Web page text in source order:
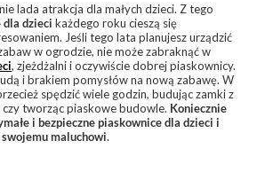
lada atrakcja dla małych dzieci. Z tego
dla dzieci każdego roku cieszą się
Jeśli tego lata planujesz urządzić
w ogrodzie, nie może zabraknąć w
, zjeżdżalni i oczywiście dobrej piaskownicy.
i brakiem pomysłów na nową zabawę. W
spędzić wiele godzin, budując zamki z
tworząc piaskowe budowle. Koniecznie
i bezpieczne piaskownice dla dzieci i
maluchowi.